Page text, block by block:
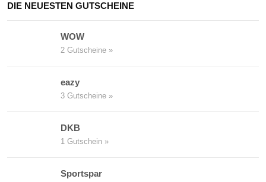
DIE NEUESTEN GUTSCHEINE
WOW
2 Gutscheine »
eazy
3 Gutscheine »
DKB
1 Gutschein »
Sportspar